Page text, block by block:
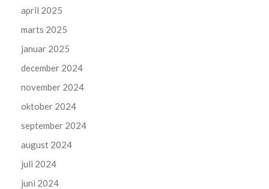
april 2025
marts 2025
januar 2025
december 2024
november 2024
oktober 2024
september 2024
august 2024
juli 2024
juni 2024